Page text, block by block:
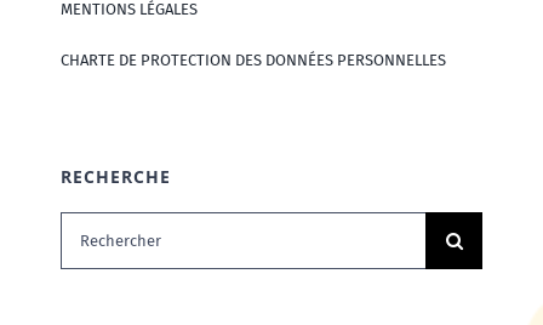
MENTIONS LÉGALES
CHARTE DE PROTECTION DES DONNÉES PERSONNELLES
RECHERCHE
Rechercher: